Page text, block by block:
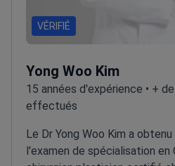
VÉRIFIÉ
Yong Woo Kim
15 années d'expérience • +
effectués
Le Dr Yong Woo Kim a
l'examen de spécialisation en